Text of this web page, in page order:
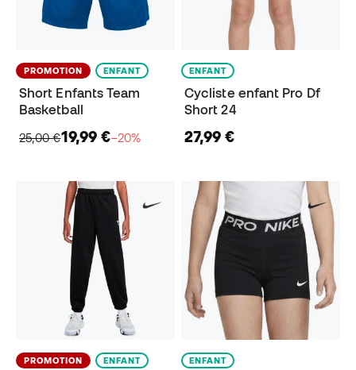
PROMOTION ENFANT
Short Enfants Team
Basketball
25,00 €19,99 €−20%
ENFANT
Cycliste enfant Pro Df
Short 24
27,99 €
PROMOTION ENFANT ENFANT